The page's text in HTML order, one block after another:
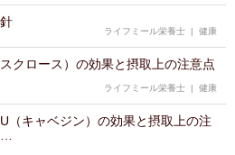
ライフミール栄養士 | 健康
クロース）の効果と摂取上の注意点
ライフミール栄養士 | 健康
（キャベジン）の効果と摂取上の注